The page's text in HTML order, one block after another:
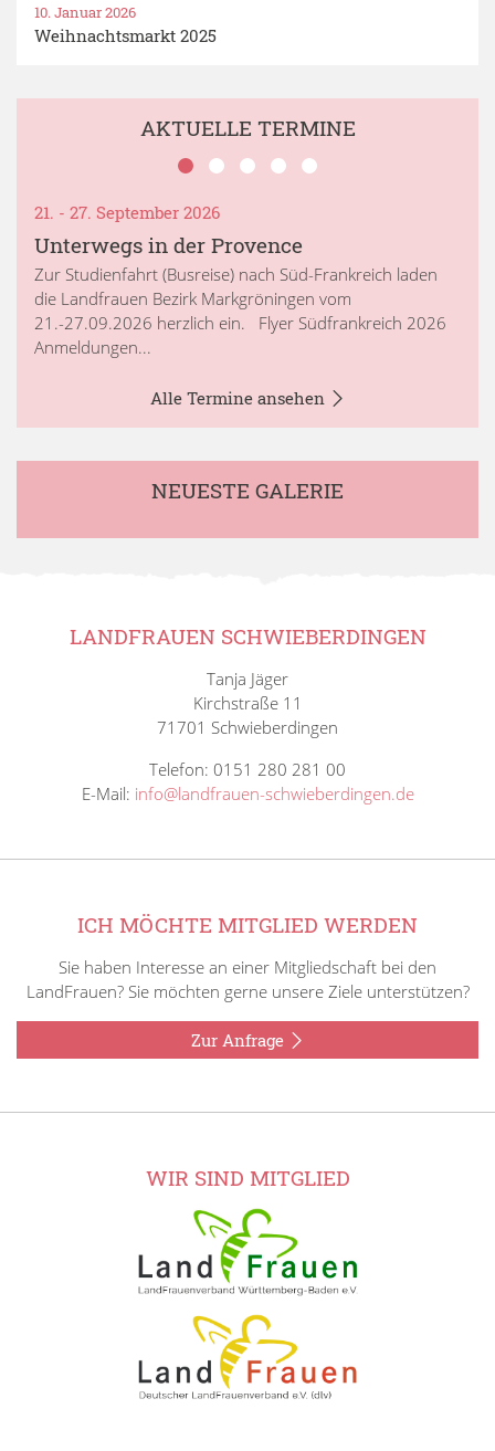
Weihnachtsmarkt 2025
10. Januar 2026
AKTUELLE TERMINE
21. - 27. September 2026
Unterwegs in der Provence
Zur Studienfahrt (Busreise) nach Süd-Frankreich laden
die Landfrauen Bezirk Markgröningen vom
21.-27.09.2026 herzlich ein. Flyer Südfrankreich 2026
Anmeldungen...
Alle Termine ansehen
NEUESTE GALERIE
LANDFRAUEN SCHWIEBERDINGEN
Tanja Jäger
Kirchstraße 11
71701 Schwieberdingen
Telefon: 0151 280 281 00
E-Mail: info@landfrauen-schwieberdingen.de
ICH MÖCHTE MITGLIED WERDEN
Sie haben Interesse an einer Mitgliedschaft bei den
LandFrauen? Sie möchten gerne unsere Ziele unterstützen?
Zur Anfrage
WIR SIND MITGLIED